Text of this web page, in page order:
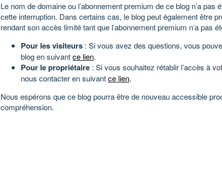
Le nom de domaine ou l’abonnement premium de ce blog n’a pas
cette interruption. Dans certains cas, le blog peut également être
rendant son accès limité tant que l’abonnement premium n’a pas
Pour les visiteurs : Si vous avez des questions, vous
blog en suivantce lien.
Pour le propriétaire : Si vous souhaitez rétablir l’accès à
nous contacter en suivantce lien.
Nous espérons que ce blog pourra être de nouveau accessible
compréhension.